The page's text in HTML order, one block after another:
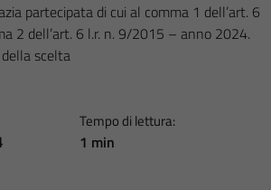
partecipata di cui al comma 1 dell’art. 6
2 dell’art. 6 l.r. n. 9/2015 – anno 2024.
scelta
Tempo di lettura:
1 min